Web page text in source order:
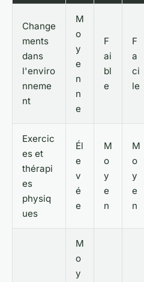
Change
ments
dans
l'enviro
nneme
nt
M
o
y
e
n
n
e
F
ai
bl
e
F
a
ci
le
Exercic
es et
thérapi
es
physiq
ues
Él
e
v
é
e
M
o
y
e
n
M
o
y
e
n
M
o
y